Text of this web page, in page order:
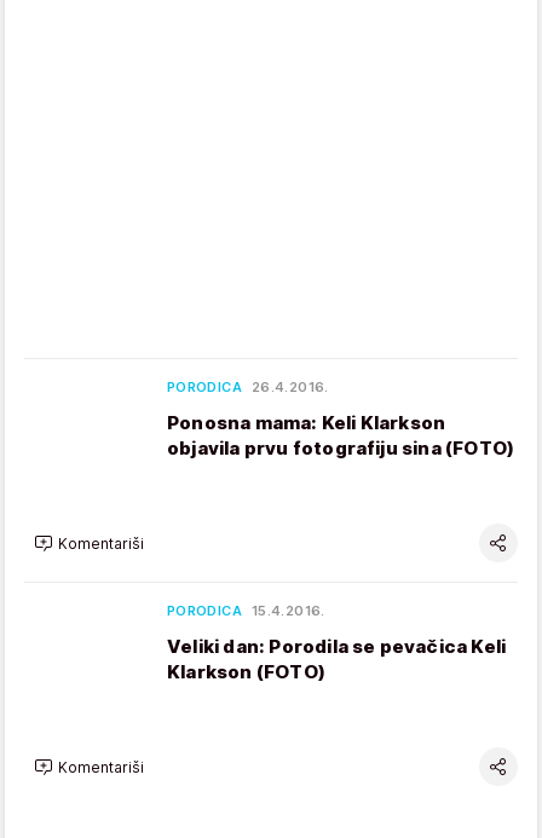
PORODICA 26.4.2016.
Ponosna mama: Keli Klarkson
objavila prvu fotografiju sina (FOTO)
Komentariši
PORODICA 15.4.2016.
Veliki dan: Porodila se pevačica Keli
Klarkson (FOTO)
Komentariši